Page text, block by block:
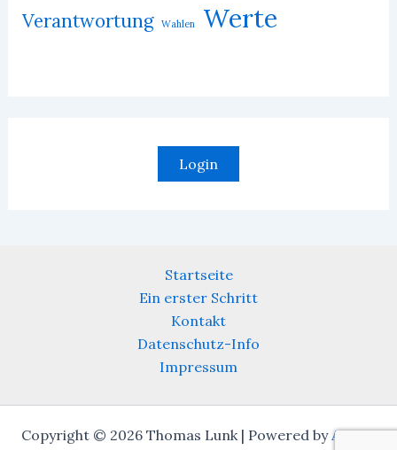
Verantwortung Wahlen Werte
Login
Startseite
Ein erster Schritt
Kontakt
Datenschutz-Info
Impressum
Copyright © 2026 Thomas Lunk | Powered byAstra-